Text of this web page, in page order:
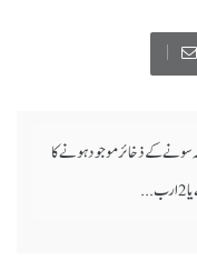
دریائے سندھ میں 28 لاکھ تولہ سونے کے ذخائر موجود ہونے کا